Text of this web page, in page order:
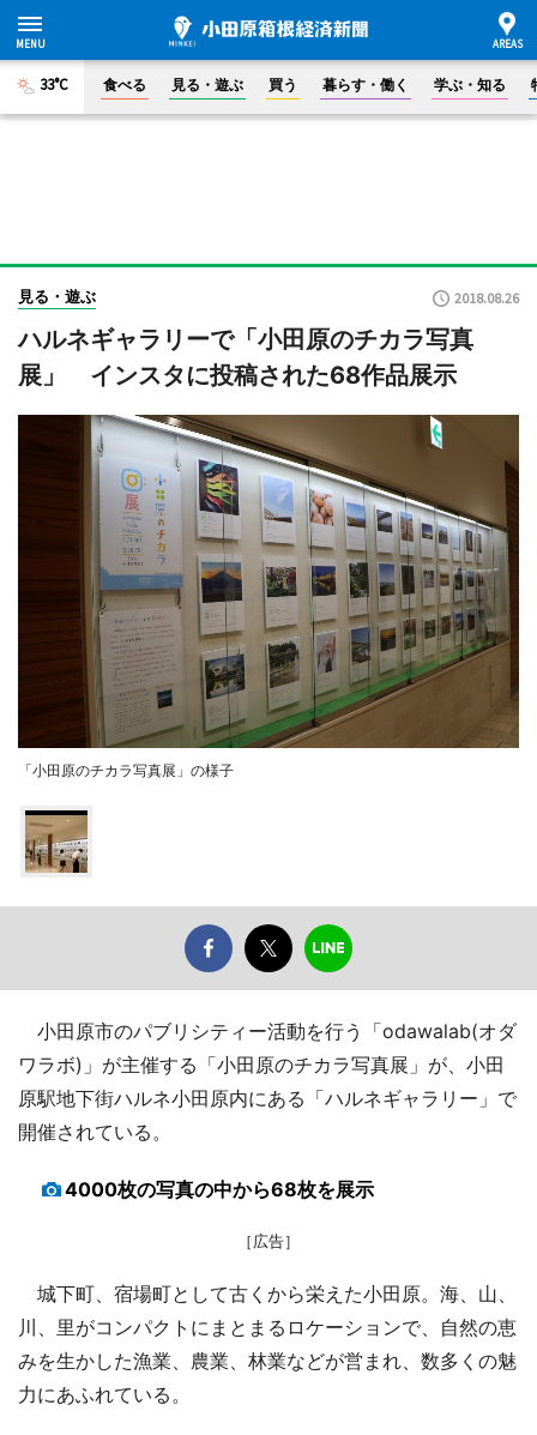
33°C 食べる 見る・遊ぶ 買う 暮らす・働く 学ぶ・知る
見る・遊ぶ 2018.08.26
ハルネギャラリーで「小田原のチカラ写真
展」 インスタに投稿された68作品展示
「小田原のチカラ写真展」の様子
小田原市のパブリシティー活動を行う「odawalab(オダ
ワラボ)」が主催する「小田原のチカラ写真展」が、小田
原駅地下街ハルネ小田原内にある「ハルネギャラリー」で
開催されている。
4000枚の写真の中から68枚を展示
［広告］
城下町、宿場町として古くから栄えた小田原。海、山、
川、里がコンパクトにまとまるロケーションで、自然の恵
みを生かした漁業、農業、林業などが営まれ、数多くの魅
力にあふれている。